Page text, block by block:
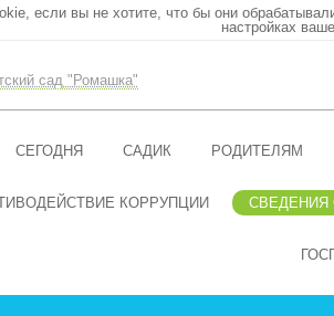
если вы не хотите, что бы они
настройках
сад "Ромашка"
СЕГОДНЯ САДИК РОДИТЕЛЯМ
КОРРУПЦИИ СВЕДЕНИЯ